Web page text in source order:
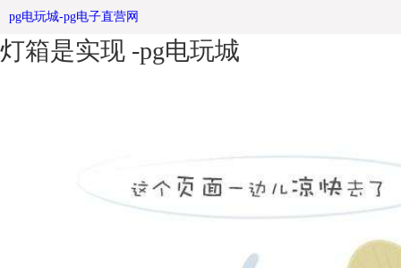
阅报栏生产厂家浅谈新型阅报栏滚动
灯箱是实现 -pg电玩城
pg电玩城-pg电子直营网